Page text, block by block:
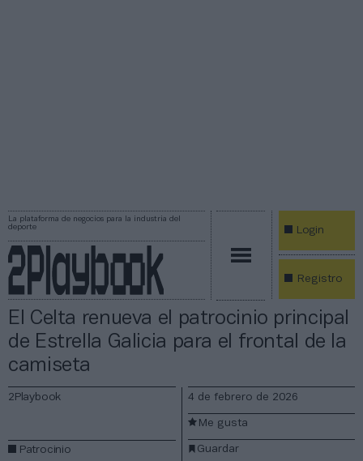
La plataforma de negocios para la industria del
deporte
Login
Registro
El Celta renueva el patrocinio principal
de Estrella Galicia para el frontal de la
camiseta
2Playbook
Patrocinio
4 de febrero de 2026
Guardar
Me gusta